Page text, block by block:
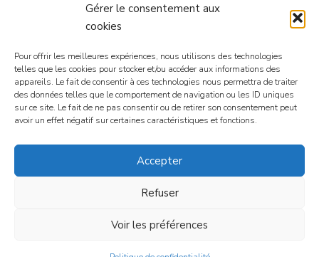
Gérer le consentement aux
cookies
Pour offrir les meilleures expériences, nous utilisons des technologies
telles que les cookies pour stocker et/ou accéder aux informations des
appareils. Le fait de consentir à ces technologies nous permettra de traiter
des données telles que le comportement de navigation ou les ID uniques
sur ce site. Le fait de ne pas consentir ou de retirer son consentement peut
avoir un effet négatif sur certaines caractéristiques et fonctions.
Accepter
Refuser
Voir les préférences
CONTACT
• Construit avecGeneratePress